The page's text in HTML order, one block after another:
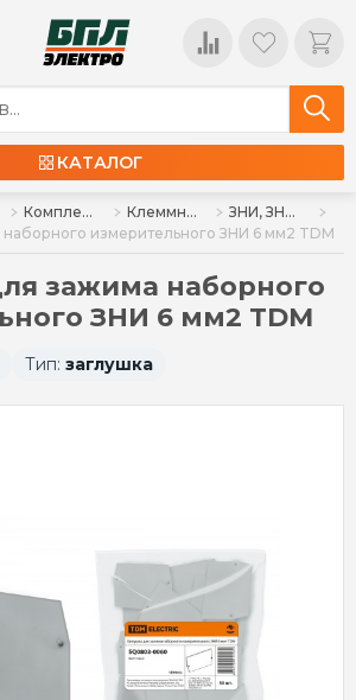
КАТАЛОГ
Комплектующие для щитов Клеммные колодки, клеммы
ЗНИ, ЗНН, ЗКБ, ДЗКБ, МКМ
измерительного ЗНИ 6 мм2 TDM
зажима наборного
ЗНИ 6 мм2 TDM
Тип: заглушка